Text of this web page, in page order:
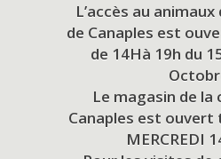
L’accès au
de Canaples est
de 14Hà 19h du
Le magasin de la
Canaples est ouvert
MERCREDI